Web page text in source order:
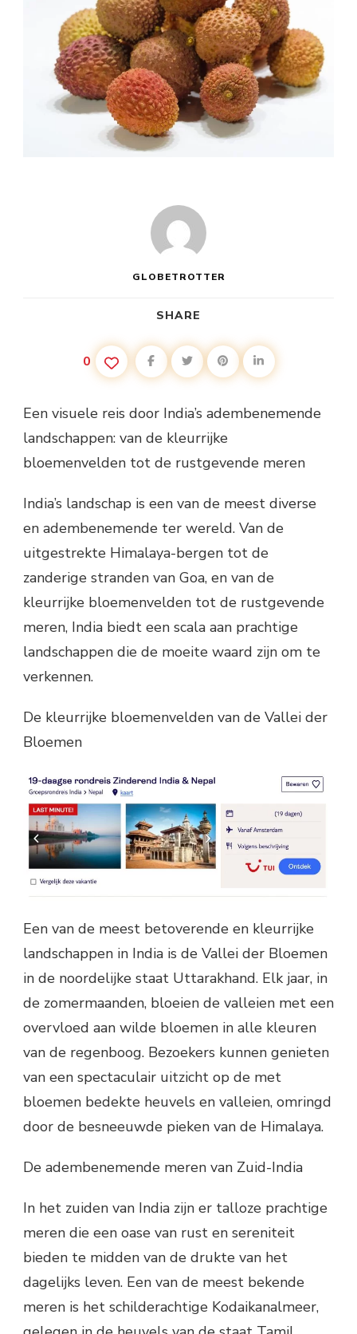
GLOBETROTTER
SHARE
0
Een visuele reis door India’s adembenemende
landschappen: van de kleurrijke
bloemenvelden tot de rustgevende meren
India’s landschap is een van de meest diverse
en adembenemende ter wereld. Van de
uitgestrekte Himalaya-bergen tot de
zanderige stranden van Goa, en van de
kleurrijke bloemenvelden tot de rustgevende
meren, India biedt een scala aan prachtige
landschappen die de moeite waard zijn om te
verkennen.
De kleurrijke bloemenvelden van de Vallei der
Bloemen
Een van de meest betoverende en kleurrijke
landschappen in India is de Vallei der Bloemen
in de noordelijke staat Uttarakhand. Elk jaar, in
de zomermaanden, bloeien de valleien met een
overvloed aan wilde bloemen in alle kleuren
van de regenboog. Bezoekers kunnen genieten
van een spectaculair uitzicht op de met
bloemen bedekte heuvels en valleien, omringd
door de besneeuwde pieken van de Himalaya.
De adembenemende meren van Zuid-India
In het zuiden van India zijn er talloze prachtige
meren die een oase van rust en sereniteit
bieden te midden van de drukte van het
dagelijks leven. Een van de meest bekende
meren is het schilderachtige Kodaikanalmeer,